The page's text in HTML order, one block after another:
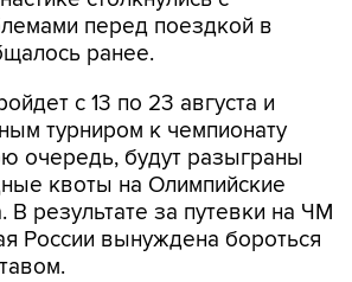
перед поездкой в
ранее.
с 13 по 23 августа и
турниром к чемпионату
очередь, будут разыграны
квоты на Олимпийские
В результате за путевки на ЧМ
России вынуждена бороться